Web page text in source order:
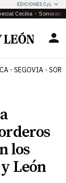
EDICIONES CyL
Cecilia
SEGOVIA
los
León